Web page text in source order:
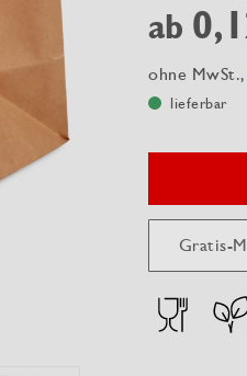
ab
ohne MwSt.,
lieferbar
Gratis-